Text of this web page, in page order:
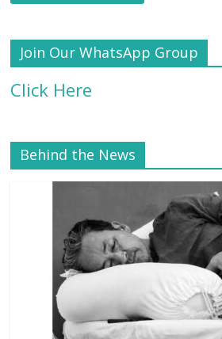
Join Our WhatsApp Group
Click Here
Behind the News